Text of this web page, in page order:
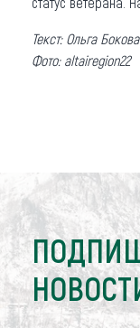
Текст: Ольга Бокова
Фото: altairegion22